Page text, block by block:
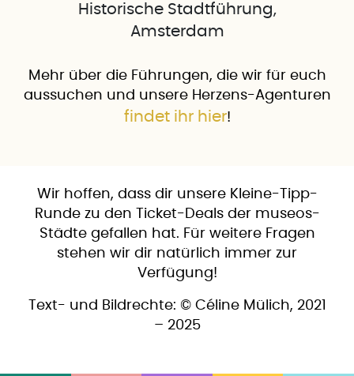
Historische Stadtführung,
Amsterdam
Mehr über die Führungen, die wir für euch
aussuchen und unsere Herzens-Agenturen
findet ihr hier!
Wir hoffen, dass dir unsere Kleine-Tipp-
Runde zu den Ticket-Deals der museos-
Städte gefallen hat. Für weitere Fragen
stehen wir dir natürlich immer zur
Verfügung!
Text- und Bildrechte: © Céline Mülich, 2021
– 2025